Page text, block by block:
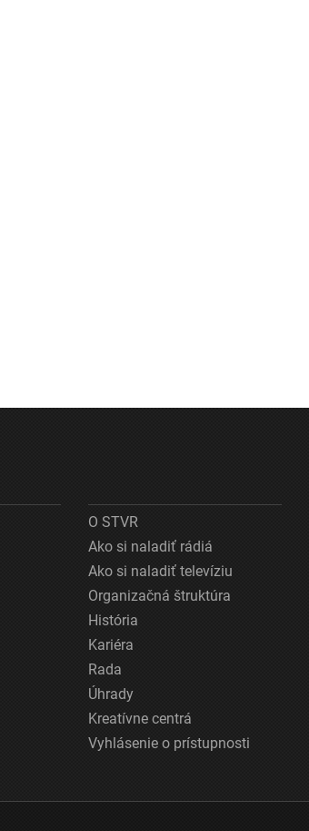
O STVR
Ako si naladiť rádiá
Ako si naladiť televíziu
Organizačná štruktúra
História
Kariéra
Rada
Úhrady
Kreatívne centrá
Vyhlásenie o prístupnosti